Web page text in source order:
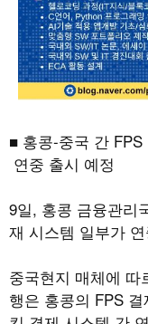
■ 홍콩-중국 간 FPS
연중 출시 예정
9일, 홍콩 금융관리
재 시스템 일부가
중국현지 매체에 따
행은 홍콩의 FPS